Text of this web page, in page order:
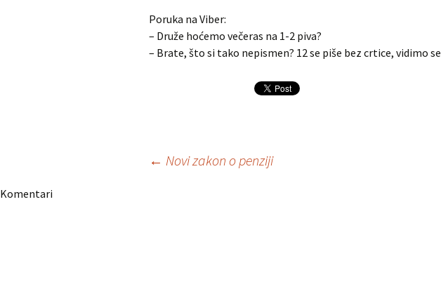
Poruka na Viber:
– Druže hoćemo večeras na 1-2 piva?
– Brate, što si tako nepismen? 12 se piše bez crtice, vidimo se
Navigacija
← Novi zakon o penziji
Komentari